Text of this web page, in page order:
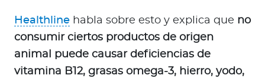
Healthline habla sobre esto y explica que no
consumir ciertos productos de origen
animal puede causar deficiencias de
vitamina B12, grasas omega-3, hierro, yodo,